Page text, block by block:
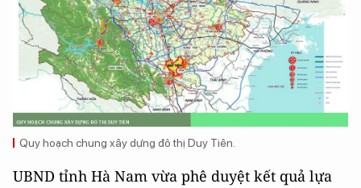
Quy hoạch chung xây dựng đô thị Duy Tiên.
UBND tỉnh Hà Nam vừa phê duyệt kết quả lựa